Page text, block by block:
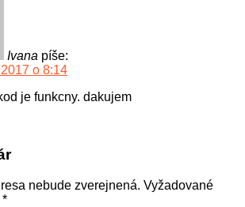
Ivana píše:
o 8:14
je funkcny. dakujem
nebude zverejnená. Vyžadované
*